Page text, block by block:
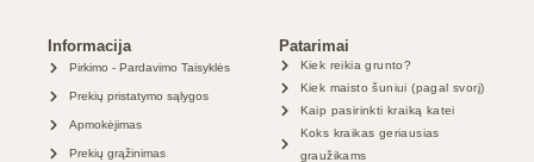
Informacija
Pirkimo - Pardavimo Taisyklės
Prekių pristatymo sąlygos
Apmokėjimas
Prekių grąžinimas
Patarimai
Kiek reikia grunto?
Kiek maisto šuniui (pagal svorį)
Kaip pasirinkti kraiką katei
Koks kraikas geriausias
graužikams